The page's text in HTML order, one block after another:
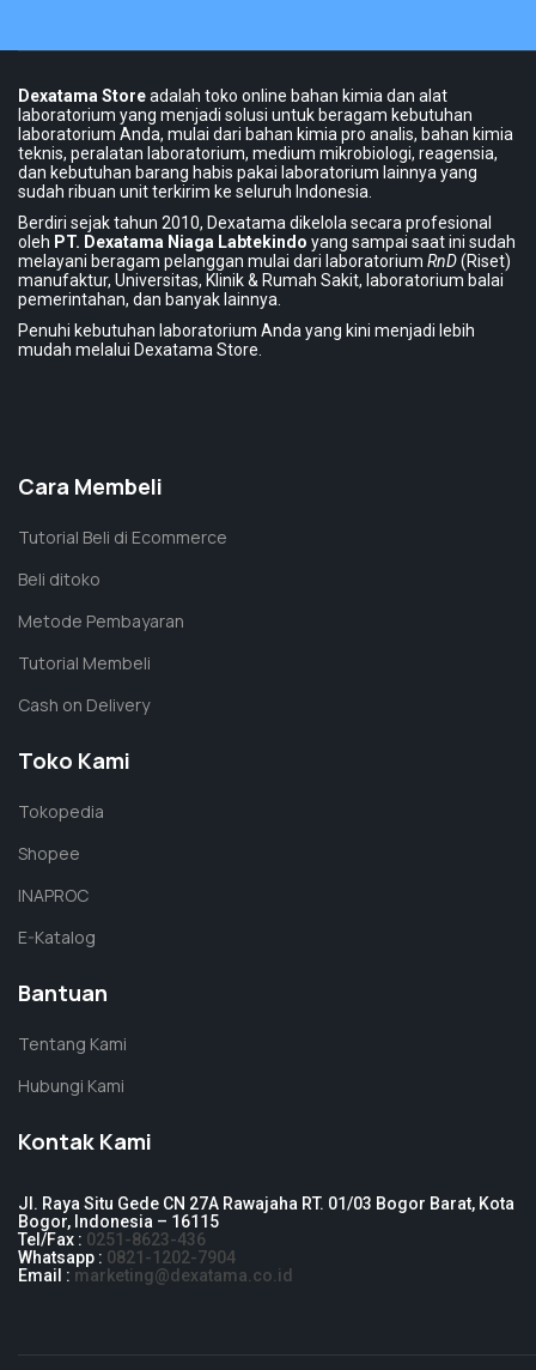
Dexatama Storeadalah toko online bahan kimia dan alat
laboratorium yang menjadi solusi untuk beragam kebutuhan
laboratorium Anda, mulai dari bahan kimia pro analis, bahan kimia
teknis, peralatan laboratorium, medium mikrobiologi, reagensia,
dan kebutuhan barang habis pakai laboratorium lainnya yang
sudah ribuan unit terkirim ke seluruh Indonesia.
Berdiri sejak tahun 2010, Dexatama dikelola secara profesional
oleh PT. Dexatama Niaga Labtekindo yang sampai saat ini sudah
melayani beragam pelanggan mulai dari laboratorium RnD(Riset)
manufaktur, Universitas, Klinik & Rumah Sakit, laboratorium balai
pemerintahan, dan banyak lainnya.
Penuhi kebutuhan laboratorium Anda yang kini menjadi lebih
mudah melalui Dexatama Store.
Cara Membeli
Tutorial Beli di Ecommerce
Beli ditoko
Metode Pembayaran
Tutorial Membeli
Cash on Delivery
Toko Kami
Tokopedia
Shopee
INAPROC
E-Katalog
Bantuan
Tentang Kami
Hubungi Kami
Kontak Kami
Jl. Raya Situ Gede CN 27A Rawajaha RT. 01/03 Bogor Barat, Kota
Bogor, Indonesia – 16115
Tel/Fax : 0251-8623-436
Whatsapp : 0821-1202-7904
Email : marketing@dexatama.co.id